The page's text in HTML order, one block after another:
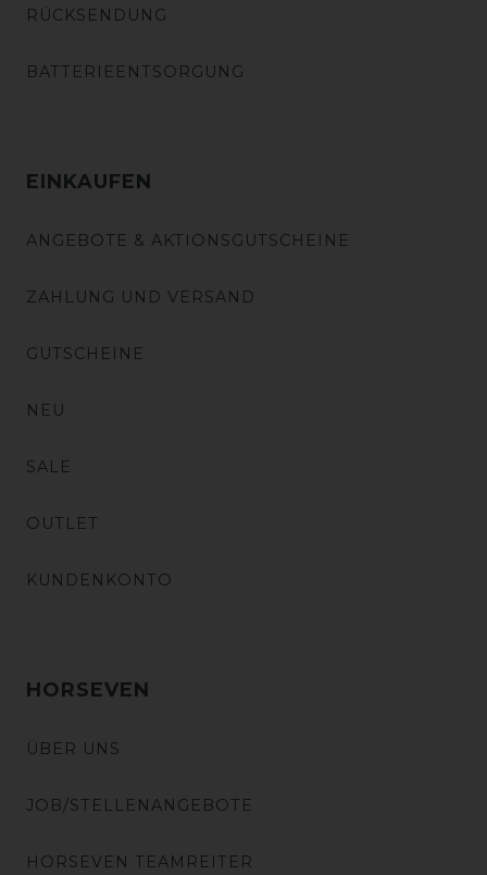
RÜCKSENDUNG
BATTERIEENTSORGUNG
EINKAUFEN
ANGEBOTE & AKTIONSGUTSCHEINE
ZAHLUNG UND VERSAND
GUTSCHEINE
NEU
SALE
OUTLET
KUNDENKONTO
HORSEVEN
ÜBER UNS
JOB/STELLENANGEBOTE
HORSEVEN TEAMREITER